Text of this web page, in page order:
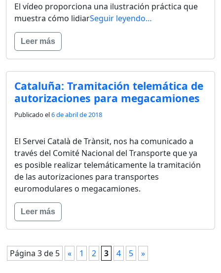
El vídeo proporciona una ilustración práctica que
muestra cómo lidiarSeguir leyendo…
Leer más
Cataluña: Tramitación telemática de
autorizaciones para megacamiones
Publicado el6 de abril de 2018
El Servei Català de Trànsit, nos ha comunicado a
través del Comité Nacional del Transporte que ya
es posible realizar telemáticamente la tramitación
de las autorizaciones para transportes
euromodulares o megacamiones.
Leer más
Página 3 de 5 « 1 2 3 4 5 »